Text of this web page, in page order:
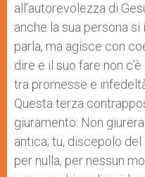
all’autorevolezza di
anche la sua persona
parla, ma agisce con
dire e il suo fare non
tra promesse e
Questa terza
giuramento: Non
antica; tu, discepolo
per nulla, per nessun